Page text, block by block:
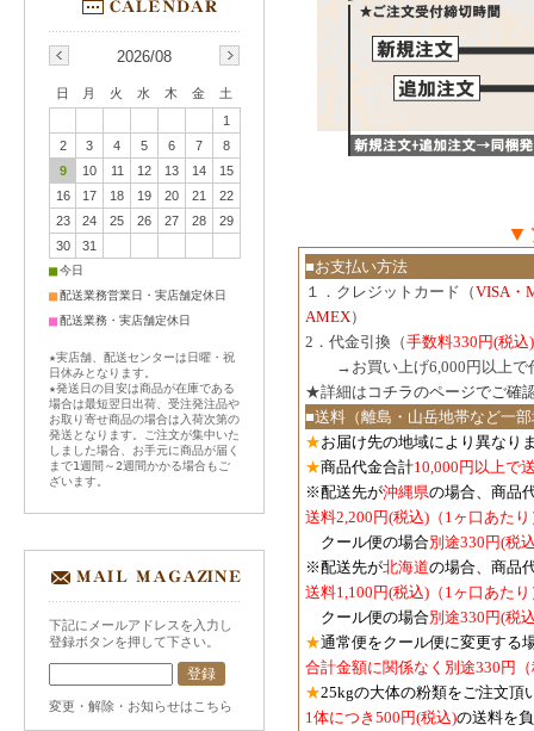
▼
■お支払い方法
１．クレジットカード（VISA・
AMEX）
2．代金引換（手数料330円(税込)
→お買い上げ6,000円以上で
★詳細は コチラのページでご確
■送料（離島・山岳地帯など一
★お届け先の地域により異なり
★商品代金合計10,000円以上で
※配送先が沖縄県の場合、商品
送料2,200円(税込)（1ヶ口あたり
クール便の場合別途330円(税
※配送先が北海道の場合、商品
送料1,100円(税込) （1ヶ口あた
クール便の場合別途330円(税
★通常便をクール便に変更する
合計金額に関係なく別途330円
★25kgの大体の粉類をご注文頂
1体につき500円(税込)の送料を
2026/08
日 月 火 水 木 金
土
1
2
3 4 5 6 7
8
9
10 11 12 13 14
15
16
17 18 19 20 21
22
23
24 25 26 27 28
29
30
31
■今日
■配送業務営業日・実店舗定休日
■配送業務・実店舗定休日
★実店舗、配送センターは日曜・祝
日休みとなります。
★発送日の目安は商品が在庫である
場合は最短翌日出荷、受注発注品や
お取り寄せ商品の場合は入荷次第の
発送となります。ご注文が集中いた
しました場合、お手元に商品が届く
まで1週間～2週間かかる場合もご
ざいます。
下記にメールアドレスを入力し
登録ボタンを押して下さい。
変更・解除・お知らせはこちら